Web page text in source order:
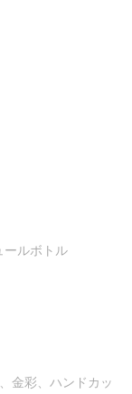
ルボトル
金彩、ハンドカッ